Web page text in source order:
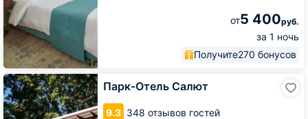
от5 400руб.
за 1 ночь
Получите270 бонусов
Парк-Отель Салют
9.3 348 отзывов гостей
Парк-
Отель
Салют